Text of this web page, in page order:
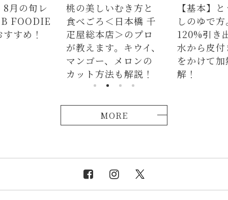
月の旬レ
FOODIE
すめ！
桃の美しいむき方と
食べごろ＜日本橋 千
疋屋総本店＞のプロ
が教えます。キウイ、
マンゴー、メロンの
カット方法も解説！
【基本】
しのゆで
120%引き
水から皮
をかけて
解！
MORE